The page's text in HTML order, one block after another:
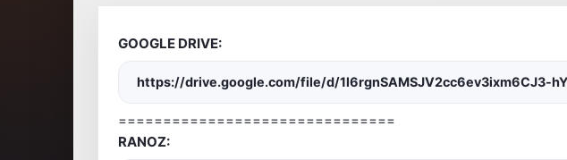
GOOGLE DRIVE:
https://drive.google.com/file/d/1l6rgnSAMSJV2cc6ev3ixm6CJ3-
===============================
RANOZ: